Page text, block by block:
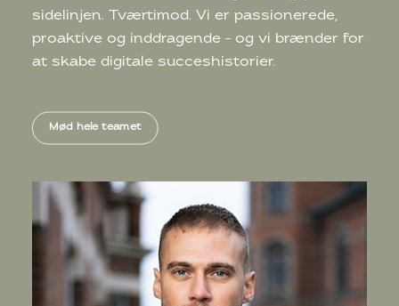
sidelinjen. Tværtimod. Vi er passionerede,
proaktive og inddragende – og vi brænder for
at skabe digitale succeshistorier.
Mød hele teamet